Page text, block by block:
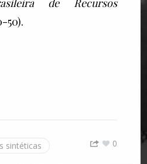
de Recursos
50).
sintéticas 0